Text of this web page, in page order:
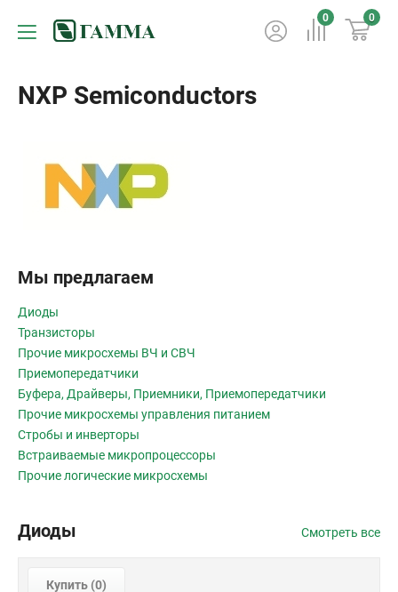
0 0
NXP Semiconductors
Мы предлагаем
Диоды
Транзисторы
Прочие микросхемы ВЧ и СВЧ
Приемопередатчики
Буфера, Драйверы, Приемники, Приемопередатчики
Прочие микросхемы управления питанием
Стробы и инверторы
Встраиваемые микропроцессоры
Прочие логические микросхемы
Диоды Смотреть все
Купить (0)